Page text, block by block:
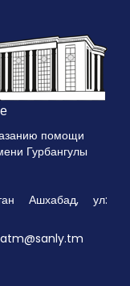
помощи
Гурбангулы
Ашхабад, ул: